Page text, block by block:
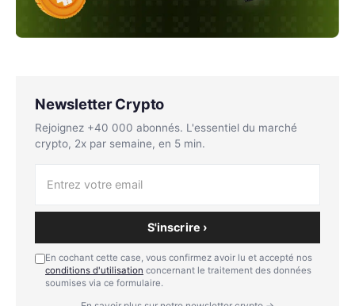
Newsletter Crypto
Rejoignez +40 000 abonnés. L'essentiel du marché
crypto, 2x par semaine, en 5 min.
S'inscrire ›
En cochant cette case, vous confirmez avoir lu et accepté nos
conditions d'utilisation concernant le traitement des données
soumises via ce formulaire.